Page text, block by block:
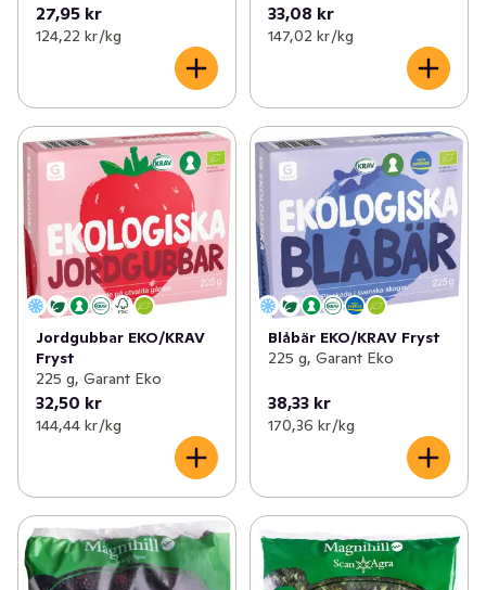
27,95 kr
124,22 kr /kg
33,08 kr
147,02 kr /kg
Jordgubbar EKO/KRAV
Fryst
225 g, Garant Eko
32,50 kr
144,44 kr /kg
Blåbär EKO/KRAV Fryst
225 g, Garant Eko
38,33 kr
170,36 kr /kg